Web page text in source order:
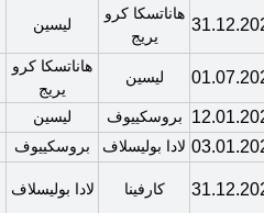
هاناتسكا كرو
يريج
ليسين
ليسين
هاناتسكا كرو
يريج
بروسكييوف ليسين
لادا بوليسلاف بروسكييوف
كارفينا لادا بوليسلاف